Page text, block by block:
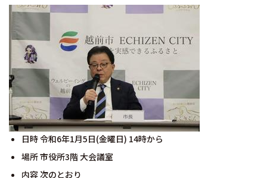
日時 令和6年1月5日(金曜日) 14時から
場所 市役所3階 大会議室
内容 次のとおり